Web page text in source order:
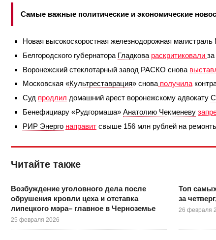
Самые важные политические и экономические
Новая высокоскоростная железнодорожная
Белгородского губернатора Гладкова раскритиковали
Воронежский стеклотарный завод РАСКО снова
Московская «Культреставрация» сноваполучила
Суд продлил домашний арест воронежскому адвокату
Бенефициару «Рудгормаша» Анатолию Чекменеву
РИР Энерго направит свыше 156 млн рублей на
Читайте также
Возбуждение уголовного дела после
обрушения кровли цеха и отставка
липецкого мэра– главное в Черноземье
25 февраля 2026
Топ
за
26 февраля